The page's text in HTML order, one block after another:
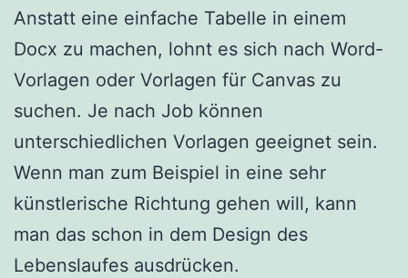
Anstatt eine einfache Tabelle in einem
Docx zu machen, lohnt es sich nach Word-
Vorlagen oder Vorlagen für Canvas zu
suchen. Je nach Job können
unterschiedlichen Vorlagen geeignet sein.
Wenn man zum Beispiel in eine sehr
künstlerische Richtung gehen will, kann
man das schon in dem Design des
Lebenslaufes ausdrücken.